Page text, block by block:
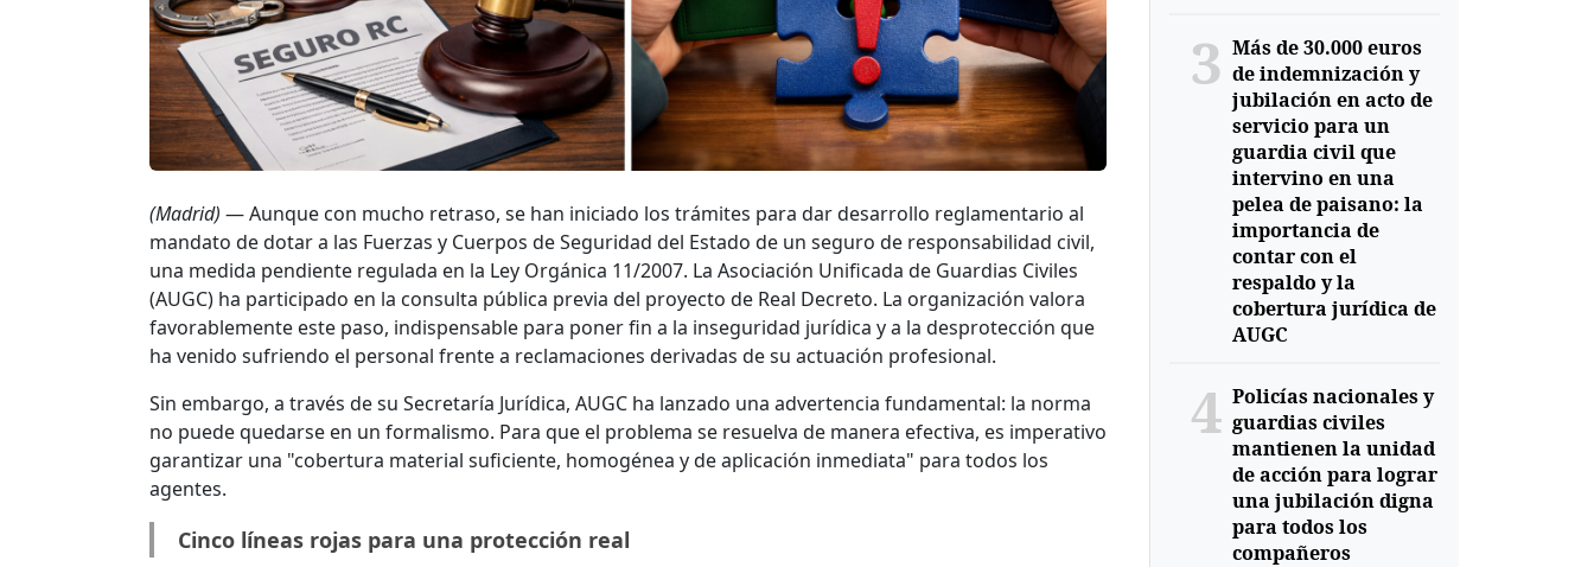
(Madrid) — Aunque con mucho retraso, se han iniciado los trámites para dar desarrollo reglamentario al
mandato de dotar a las Fuerzas y Cuerpos de Seguridad del Estado de un seguro de responsabilidad civil,
una medida pendiente regulada en la Ley Orgánica 11/2007. La Asociación Unificada de Guardias Civiles
(AUGC) ha participado en la consulta pública previa del proyecto de Real Decreto. La organización valora
favorablemente este paso, indispensable para poner fin a la inseguridad jurídica y a la desprotección que
ha venido sufriendo el personal frente a reclamaciones derivadas de su actuación profesional.
Sin embargo, a través de su Secretaría Jurídica, AUGC ha lanzado una advertencia fundamental: la norma
no puede quedarse en un formalismo. Para que el problema se resuelva de manera efectiva, es imperativo
garantizar una "cobertura material suficiente, homogénea y de aplicación inmediata" para todos los
agentes.
Cinco líneas rojas para una protección real
3 Más de 30.000 euros
de indemnización y
jubilación en acto de
servicio para un
guardia civil que
intervino en una
pelea de paisano: la
importancia de
contar con el
respaldo y la
cobertura jurídica de
AUGC
4 Policías nacionales y
guardias civiles
mantienen la unidad
de acción para lograr
una jubilación digna
para todos los
compañeros